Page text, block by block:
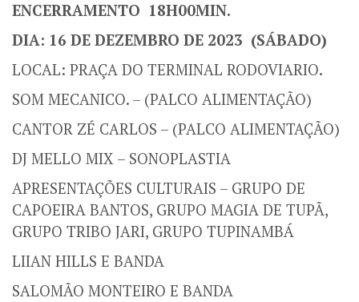
ENCERRAMENTO 18H00MIN.
DIA: 16 DE DEZEMBRO DE 2023 (SÁBADO)
LOCAL: PRAÇA DO TERMINAL RODOVIARIO.
SOM MECANICO. – (PALCO ALIMENTAÇÃO)
CANTOR ZÉ CARLOS – (PALCO ALIMENTAÇÃO)
DJ MELLO MIX – SONOPLASTIA
APRESENTAÇÕES CULTURAIS – GRUPO DE
CAPOEIRA BANTOS, GRUPO MAGIA DE TUPÃ,
GRUPO TRIBO JARI, GRUPO TUPINAMBÁ
LIIAN HILLS E BANDA
SALOMÃO MONTEIRO E BANDA